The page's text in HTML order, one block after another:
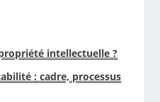
intellectuelle ?
: cadre, processus